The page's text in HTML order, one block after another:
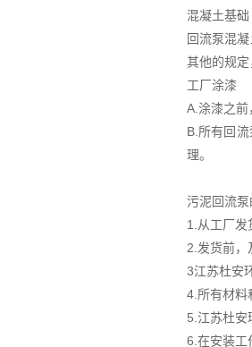
混凝土基础
回流泵混
其他的规
工厂涂漆
A.涂漆之
B.所有回
理。
污泥回流
1.从工厂发
2.发货前，
3江苏杜安
4.所有材料
5.江苏杜安
6.在安装工